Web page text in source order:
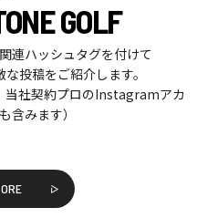
GOLF
連ハッシュタグを付けて
投稿をご紹介します。
当社契約プロのInstagramアカ
含みます）